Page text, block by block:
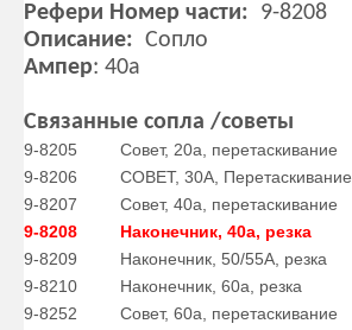
Рефери Номер части: 9-8208
Описание: Сопло
Ампер: 40a
Связанные сопла /советы
9-8205 Совет, 20а, перетаскивание
9-8206 СОВЕТ, 30А, Перетаскивание
9-8207 Совет, 40a, перетаскивание
9-8208 Наконечник, 40a, резка
9-8209 Наконечник, 50/55A, резка
9-8210 Наконечник, 60a, резка
9-8252 Совет, 60a, перетаскивание